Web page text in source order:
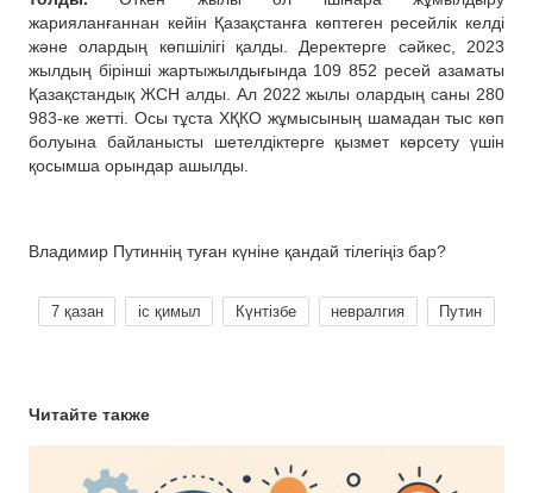
жарияланғаннан кейін Қазақстанға көптеген ресейлік келді
және олардың көпшілігі қалды. Деректерге сәйкес, 2023
жылдың бірінші жартыжылдығында 109 852 ресей азаматы
Қазақстандық ЖСН алды. Ал 2022 жылы олардың саны 280
983-ке жетті. Осы тұста ХҚКО жұмысының шамадан тыс көп
болуына байланысты шетелдіктерге қызмет көрсету үшін
қосымша орындар ашылды.
Владимир Путиннің туған күніне қандай тілегіңіз бар?
7 қазан іс қимыл Күнтізбе невралгия Путин
Читайте также